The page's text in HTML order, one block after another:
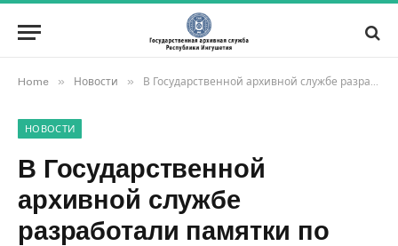
Home » Новости » В Государственной архивной службе разработали памятки по ведению кадрового учета
НОВОСТИ
В Государственной
архивной службе
разработали памятки по